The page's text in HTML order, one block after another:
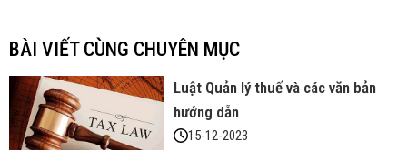
BÀI VIẾT CÙNG CHUYÊN MỤC
Luật Quản lý thuế và các văn bản
hướng dẫn
15-12-2023